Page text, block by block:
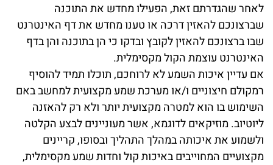
לאחר שהגדרתם זאת, הפעילו מחדש את התוכנה
שברצונכם להאזין דרכה או טענו מחדש את דף האינטרנט
שבו ברצונכם להאזין לקובץ ובדקו כי הן בתוכנה והן בדף
האינטרנט עוצמת הקול מקסימלית.
אם עדיין איכות השמע לא לרוחכם, תוכלו תמיד להוסיף
רמקולם חיצוניים ו/או מערכת שמע מקצועית למחשב באם
השימוש בו הוא למטרה מקצועית יותר ולא רק להאזנה
ליוטיוב. מוזיקאים לדוגמא, אשר מעוניינים לבצע הקלטה
ולשמוע את איכותה במהלך התהליך ובסופו, קריינים
מקצועיים המחוייבים באיכות קול וחדות שמע מקסימלית,